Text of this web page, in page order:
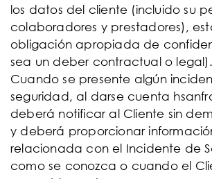
los datos del cliente (incluido su
colaboradores y prestadores),
obligación apropiada de
sea un deber contractual o legal).
Cuando se presente algún
seguridad, al darse cuenta
deberá notificar al Cliente sin
y deberá proporcionar
relacionada con el Incidente de
como se conozca o cuando el